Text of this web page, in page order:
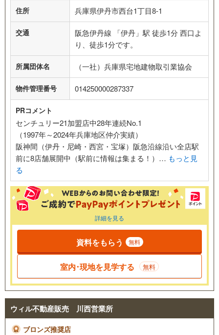
住所 兵庫県伊丹市西台1丁目8-1
交通
阪急伊丹線 「伊丹」駅 徒歩1分 西口よ
り、徒歩1分です。
所属団体名 （一社）兵庫県宅地建物取引業協会
物件管理番号 014250000287337
PRコメント
センチュリー21加盟店中28年連続No.1
（1997年～2024年兵庫地区仲介実績）
阪神間（伊丹・尼崎・西宮・宝塚）阪急沿線沿い全店駅
前に8店舗展開中（駅前に情報は集まる！）… もっと見
る
詳細を見る
資料をもらう 無料
室内･現地を見学する 無料
ウィル不動産販売 川西営業所
ブロンズ推奨店